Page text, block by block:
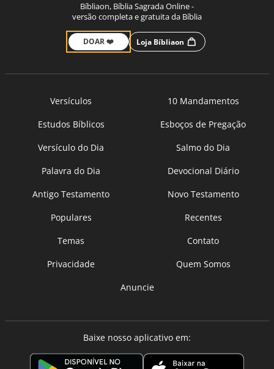
Bíbliaon, Bíblia Sagrada Online -
versão completa e gratuita da Bíblia
DOAR ❤️ Loja Bíbliaon
Versículos
10 Mandamentos
Estudos Bíblicos
Esboços de Pregação
Versículo do Dia
Salmo do Dia
Palavra do Dia
Devocional Diário
Antigo Testamento
Novo Testamento
Populares
Recentes
Temas
Contato
Privacidade
Quem Somos
Anuncie
Baixe nosso aplicativo em: